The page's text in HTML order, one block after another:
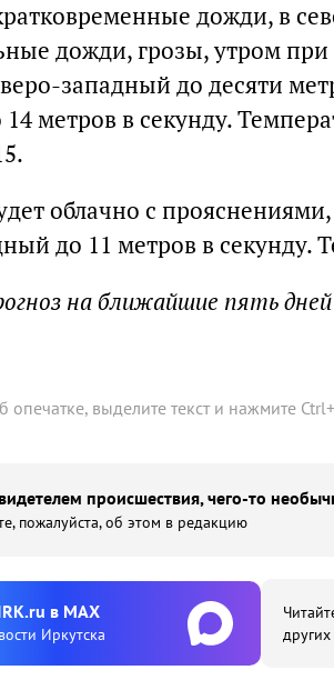
дожди, в
дожди, грозы, утром при
западный до десяти
метров в секунду.
облачно с
до 11 метров в секунду.
на ближайшие пять
опечатке, выделите текст и нажмите Ctrl+
происшествия, чего-то
пожалуйста, об этом в редакцию
в MAX
Иркутска